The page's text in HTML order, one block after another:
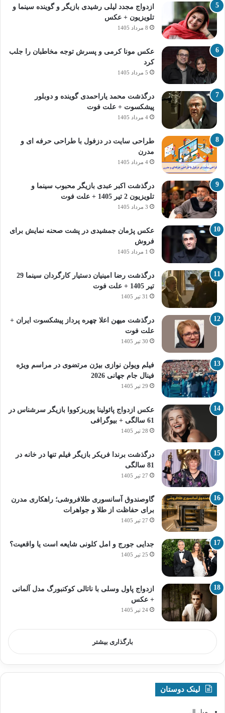
ازدواج مجدد لیلی رشیدی بازیگر و گوینده سینما و
تلویزیون + عکس
8 مرداد 1405
عکس مونا کرمی و پسرش توجه مخاطبان را جلب
کرد
5 مرداد 1405
درگذشت محمد یاراحمدی گوینده و دوبلور
پیشکسوت + علت فوت
4 مرداد 1405
طراحی سایت در دزفول با طراحی حرفه‌ ای و
مدرن
4 مرداد 1405
درگذشت اکبر عبدی بازیگر محبوب سینما و
تلویزیون 2 تیر 1405 + علت فوت
3 مرداد 1405
عکس پژمان جمشیدی در پشت صحنه نمایش برای
فروش
1 مرداد 1405
درگذشت رضا امینیان دستیار کارگردان سینما 29
تیر 1405 + علت فوت
31 تیر 1405
درگذشت میهن اعلا چهره پرداز پیشکسوت ایران +
علت فوت
30 تیر 1405
فیلم ویولن نوازی بیژن مرتضوی در مراسم ویژه
فینال جام جهانی 2026
29 تیر 1405
عکس ازدواج پائولینا پوریزکووا بازیگر سرشناس در
61 سالگی + بیوگرافی
28 تیر 1405
درگذشت برندا فریکر بازیگر فیلم تنها در خانه در
81 سالگی
27 تیر 1405
گاوصندوق آسانسوری طلافروشی؛ راهکاری مدرن
برای حفاظت از طلا و جواهرات
27 تیر 1405
جدایی جورج و امل کلونی شایعه است یا واقعیت؟
25 تیر 1405
ازدواج پاول وسلی با ناتالی کوکنبورگ مدل آلمانی
+ عکس
24 تیر 1405
بارگذاری بیشتر
لینک دوستان